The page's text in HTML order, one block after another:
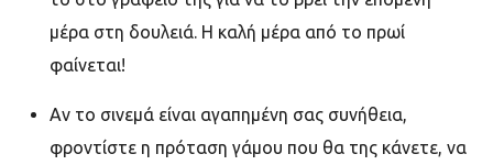
μέρα στη δουλειά. Η καλή μέρα από το πρωί
φαίνεται!
Αν το σινεμά είναι αγαπημένη σας συνήθεια,
φροντίστε η πρόταση γάμου που θα της κάνετε, να